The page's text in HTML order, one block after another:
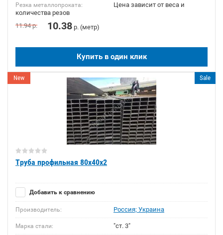
Резка металлопроката:
Цена зависит от веса и
количества резов
11.94р. 10.38 р. (метр)
Купить в один клик
New Sale
Труба профильная 80х40х2
Добавить к сравнению
Производитель: Россия; Украина
Марка стали: "ст. 3"